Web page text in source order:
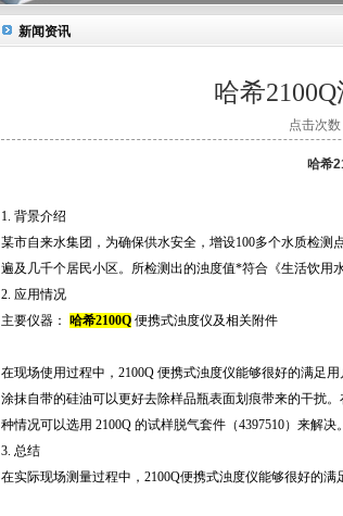
新闻资讯
哈希
点击次
哈希
1. 背景介绍
某市自来水集团，为确保供水安全，增设100多个水质检测
遍及几千个居民小区。所检测出的浊度值*符合《生活饮用
2. 应用情况
主要仪器： 哈希2100Q 便携式浊度仪及相关附件
在现场使用过程中，2100Q 便携式浊度仪能够很好的满足
涂抹自带的硅油可以更好去除样品瓶表面划痕带来的干扰
种情况可以选用 2100Q 的试样脱气套件（4397510）来解决。
3. 总结
在实际现场测量过程中，2100Q便携式浊度仪能够很好的